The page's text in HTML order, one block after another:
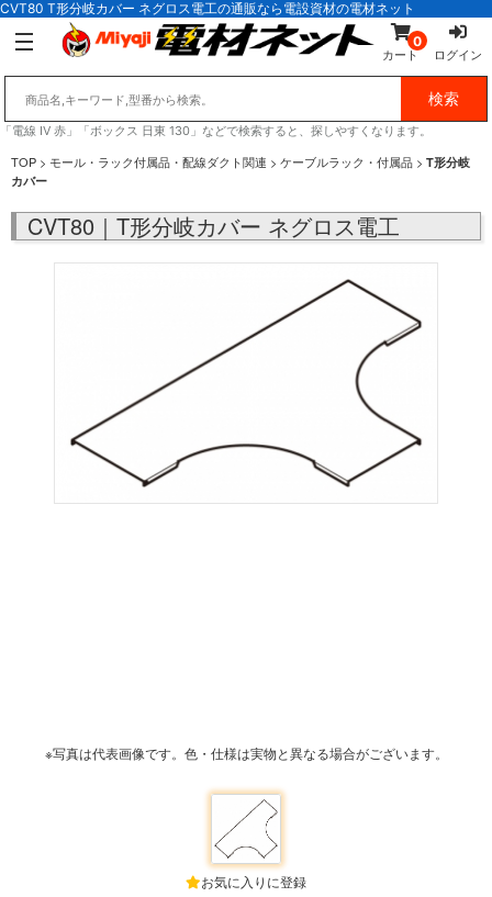
CVT80 T形分岐カバー ネグロス電工の通販なら電設資材の電材ネット
0
カート ログイン
「電線 IV 赤」「ボックス 日東 130」などで検索すると、探しやすくなります。
TOP > モール・ラック付属品・配線ダクト関連 > ケーブルラック・付属品 > T形分岐
カバー
CVT80｜T形分岐カバー ネグロス電工
※写真は代表画像です。色・仕様は実物と異なる場合がございます。
お気に入りに登録